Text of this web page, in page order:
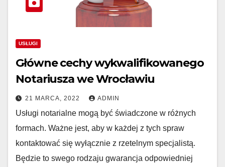
USŁUGI
Główne cechy wykwalifikowanego
Notariusza we Wrocławiu
21 MARCA, 2022 ADMIN
Usługi notarialne mogą być świadczone w różnych
formach. Ważne jest, aby w każdej z tych spraw
kontaktować się wyłącznie z rzetelnym specjalistą.
Będzie to swego rodzaju gwarancja odpowiedniej